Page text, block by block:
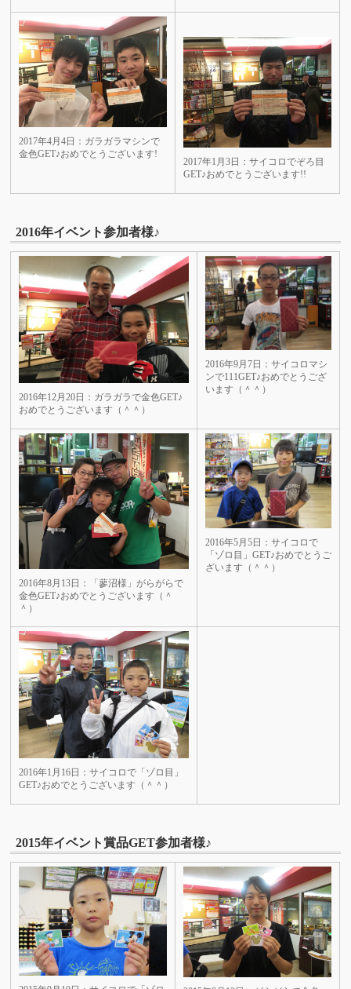
2017年4月4日：ガラガラマシンで
金色GET♪おめでとうございます!
2017年1月3日：サイコロでぞろ目
GET♪おめでとうございます!!
2016年イベント参加者様♪
2016年12月20日：ガラガラで金色GET♪
おめでとうございます（＾＾）
2016年9月7日：サイコロマシ
ンで111GET♪おめでとうござ
います（＾＾）
2016年8月13日：「蓼沼様」がらがらで
金色GET♪おめでとうございます（＾
＾）
2016年5月5日：サイコロで
「ゾロ目」GET♪おめでとうご
ざいます（＾＾）
2016年1月16日：サイコロで「ゾロ目」
GET♪おめでとうございます（＾＾）
2015年イベント賞品GET参加者様♪